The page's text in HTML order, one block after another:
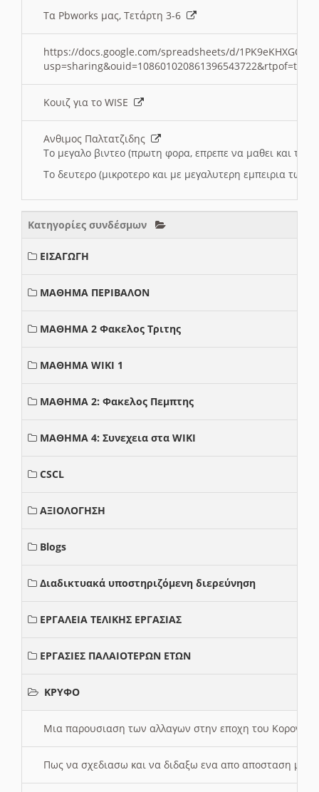
Τα Pbworks μας, Τετάρτη 3-6
https://docs.google.com/spreadsheets/d/
Κουιζ για το WISE
Ανθιμος Παλτατζιδης
Το μεγαλο βιντεο (πρωτη φορα, επρεπε να μαθει και το
Το δευτερο (μικροτερο και με μεγαλυτερη εμπειρια
Κατηγορίες συνδέσμων
ΕΙΣΑΓΩΓΗ
ΜΑΘΗΜΑ ΠΕΡΙΒΑΛΟΝ
ΜΑΘΗΜΑ 2 Φακελος Τριτης
ΜΑΘΗΜΑ WIKI 1
ΜΑΘΗΜΑ 2: Φακελος Πεμπτης
ΜΑΘΗΜΑ 4: Συνεχεια στα WIKI
CSCL
ΑΞΙΟΛΟΓΗΣΗ
Blogs
Διαδικτυακά υποστηριζόμενη διερεύνηση
ΕΡΓΑΛΕΙΑ ΤΕΛΙΚΗΣ ΕΡΓΑΣΙΑΣ
ΕΡΓΑΣΙΕΣ ΠΑΛΑΙΟΤΕΡΩΝ ΕΤΩΝ
ΚΡΥΦΟ
Μια παρουσιαση των αλλαγων στην εποχη του
Πως να σχεδιασω και να διδαξω ενα απο αποσταση